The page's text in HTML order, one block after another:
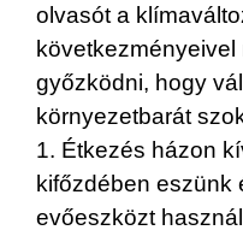
olvasót a
következményeivel
győzködni, hogy
környezetbarát
1. Étkezés házon
kifőzdében eszünk
evőeszközt